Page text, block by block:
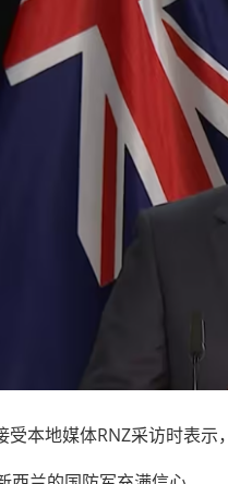
受本地媒体RNZ采访时表